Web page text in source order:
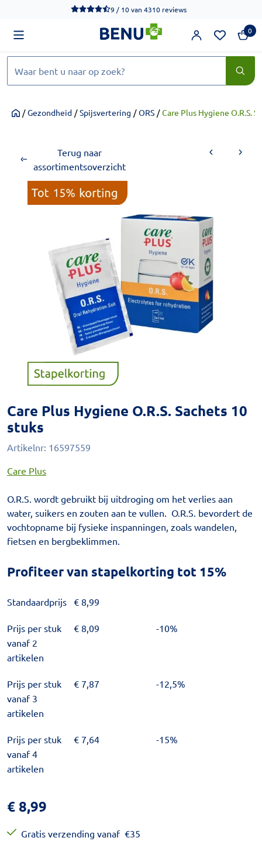
We werken momenteel hard aan het verbeteren van de
9 / 10van 4310 reviews
0
Home
/ Gezondheid / Spijsvertering / ORS / Care Plus Hygiene O.R.S.
Terug naar
assortimentsoverzicht
Care Plus Hygiene O.R.S. Sachets 10
stuks
Artikelnr: 16597559
Care Plus
O.R.S. wordt gebruikt bij uitdroging om het verlies aan
water, suikers en zouten aan te vullen. O.R.S. bevordert de
vochtopname bij fysieke inspanningen, zoals wandelen,
fietsen en bergbeklimmen.
Profiteer van stapelkorting tot 15%
Standaardprijs € 8,99
Prijs per stuk
vanaf 2
artikelen
€ 8,09 -10%
Prijs per stuk
vanaf 3
artikelen
€ 7,87 -12,5%
Prijs per stuk
vanaf 4
artikelen
€ 7,64 -15%
€ 8,99
Gratis verzending vanaf €35